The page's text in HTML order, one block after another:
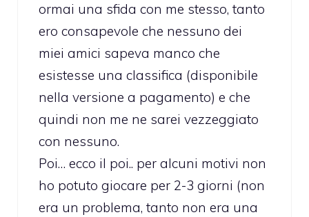
ormai una sfida con me stesso, tanto
ero consapevole che nessuno dei
miei amici sapeva manco che
esistesse una classifica (disponibile
nella versione a pagamento) e che
quindi non me ne sarei vezzeggiato
con nessuno.
Poi… ecco il poi.. per alcuni motivi non
ho potuto giocare per 2-3 giorni (non
era un problema, tanto non era una